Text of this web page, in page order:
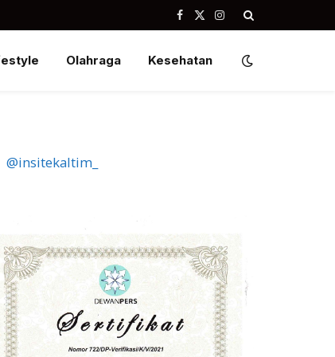
Facebook
X
Instagram
Olahraga Kesehatan
@insitekaltim_